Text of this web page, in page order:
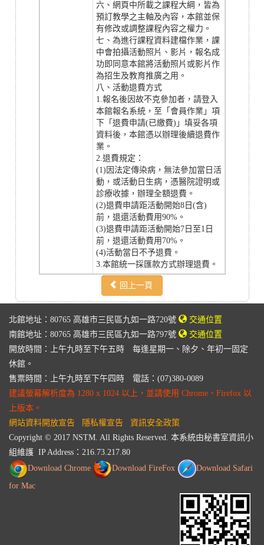
六、網頁中所載之課程大綱，皆為
預訂教學之主軸及內容，本館並保
有修改或調整課程內容之權力。
七、為進行課程資料建檔作業，課
中會拍攝活動照片、影片，報名成
功即同意本館將活動照片或影片作
為招生及教育推廣之用。
八、活動退費方式
1.報名後因故不克參加者，請登入
本館報名系統，至「會員作業」項
下「退費申請(已繳費)」填妥各項
資料後，本館憑以辦理後續退費作
業。
2.退費規定：
(1)因法定傳染病，無法參加當日活
動，或活動日生病，憑醫院證明或
診療收據，辦理全額退費。
(2)退費申請距活動開始8日(含)
前，退還活動費用90%。
(3)退費申請距活動開始7日至1日
前，退還活動費用70%。
(4)活動當日不予退費。
3.本館統一採匯款方式辦理退費。
回上一頁
北館地址：80765 高雄市三民區九如一路720號
交通位置
南館地址：80765 高雄市三民區九如一路797號
交通位置
開放時間：上午九時至下午五時 每逢星期一、除夕、年初一固定
休館。
售票時間：上午九時至下午四時 電話：(07)380-0089
建議螢幕解析度為 1280 x 1024 以上，並請使用 Chrome、Firefox 以
上版本。
網站資料開放宣告
隱私權宣告
資訊安全政策
Copyright © 2017 NSTM. All Rights Reserved. 本系統由秘書室資訊小
組維護 IP Address： 216.73.217.80
Download Chrome
Download FireFox
Download Safari
for Mac